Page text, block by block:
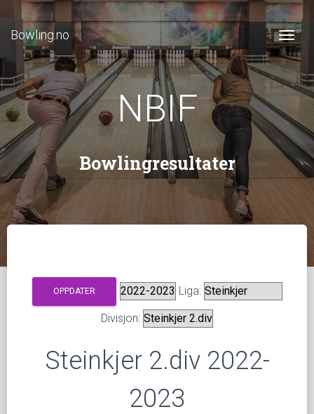
Bowling.no
NBIF
Bowlingresultater
Liga:
Divisjon:
Steinkjer 2.div 2022-
2023